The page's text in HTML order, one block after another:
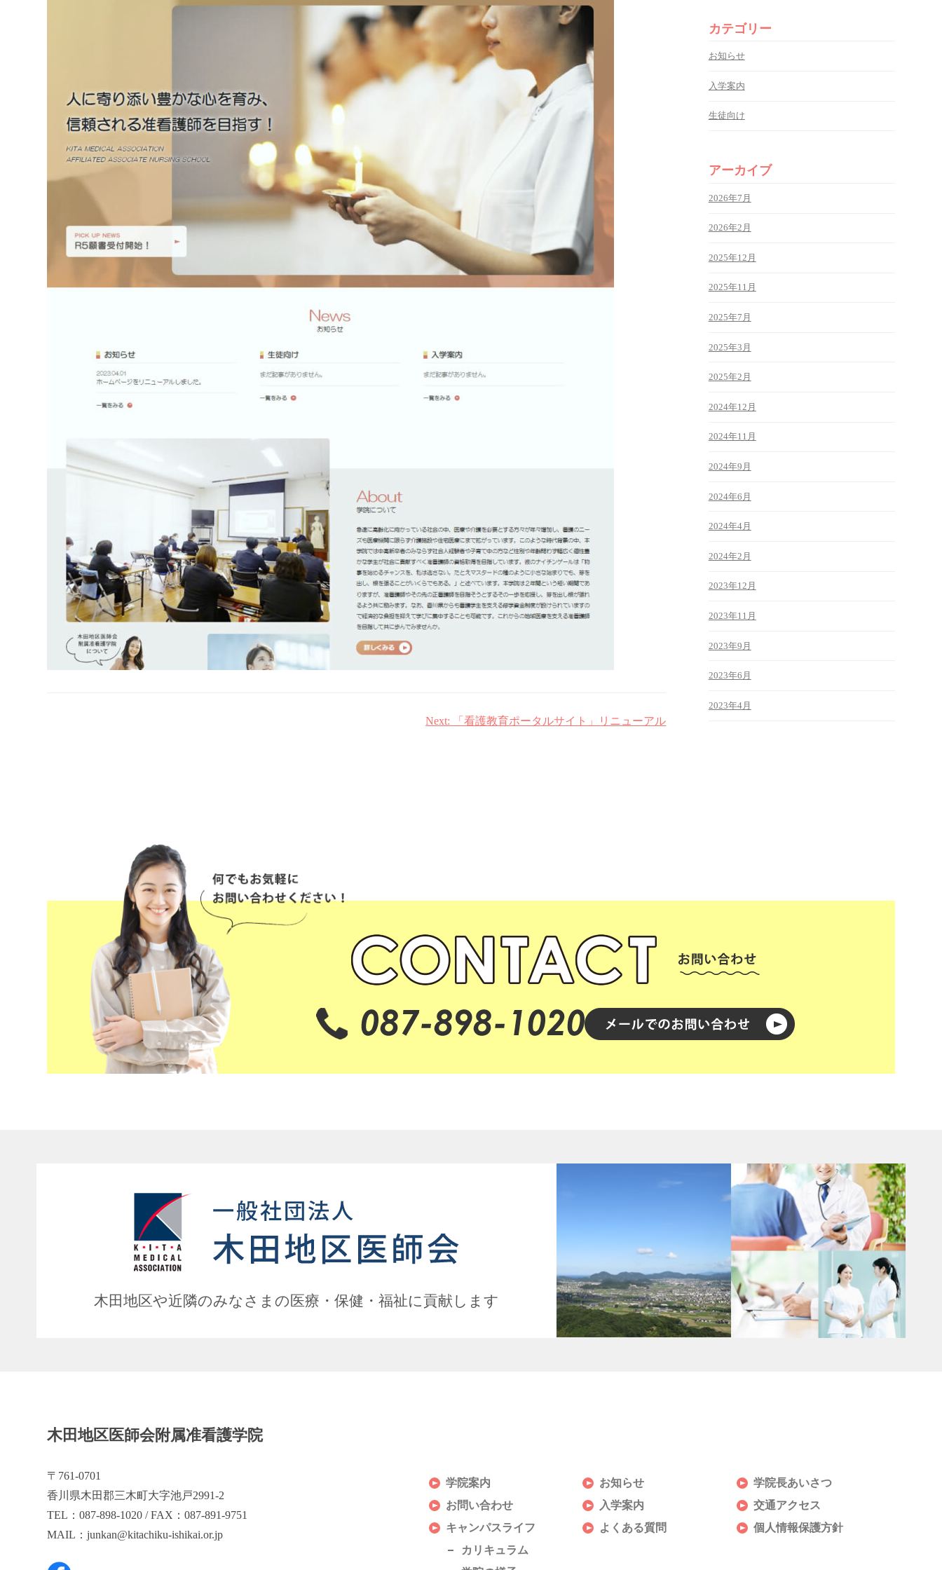
Next: 「看護教育ポータルサイト」リニューアル
カテゴリー
お知らせ
入学案内
生徒向け
アーカイブ
2026年7月
2026年2月
2025年12月
2025年11月
2025年7月
2025年3月
2025年2月
2024年12月
2024年11月
2024年9月
2024年6月
2024年4月
2024年2月
2023年12月
2023年11月
2023年9月
2023年6月
2023年4月
木田地区や近隣のみなさまの医療・保健・福祉に貢献します
木田地区医師会附属准看護学院
〒761-0701
香川県木田郡三木町大字池戸2991-2
TEL：087-898-1020 / FAX：087-891-9751
MAIL：junkan@kitachiku-ishikai.or.jp
学院案内 お知らせ
学院長あいさつ
お問い合わせ
入学案内
交通アクセス
キャンパスライフ
カリキュラム
よくある質問 個人情報保護方針